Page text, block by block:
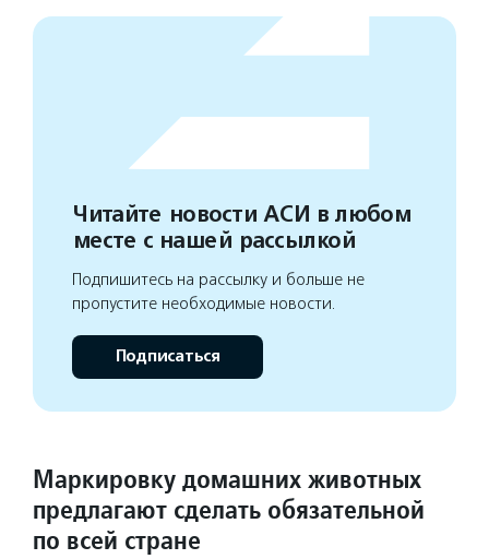
Читайте новости АСИ в любом
месте с нашей рассылкой
Подпишитесь на рассылку и больше не
пропустите необходимые новости.
Подписаться
Маркировку домашних животных
предлагают сделать обязательной
по всей стране